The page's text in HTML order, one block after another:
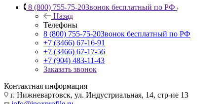
8 (800) 755-75-20Звонок бесплатный по РФ
Назад
Телефоны
8 (800) 755-75-20Звонок бесплатный по РФ
+7 (3466) 67-16-91
+7 (3466) 67-17-56
+7 (904) 483-11-43
Заказать звонок
Контактная информация
г. Нижневартовск, ул. Индустриальная, 14, стр-ие 13